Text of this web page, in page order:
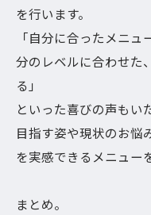
を行います。
「自分に合ったメニ
分のレベルに合わせた
る」
といった喜びの声もい
目指す姿や現状のお悩
を実感できるメニュー
まとめ。